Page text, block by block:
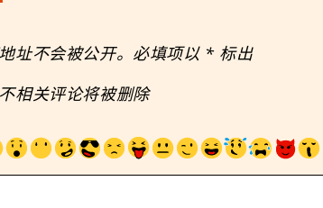
址不会被公开。必填项以 *标出
相关评论将被删除